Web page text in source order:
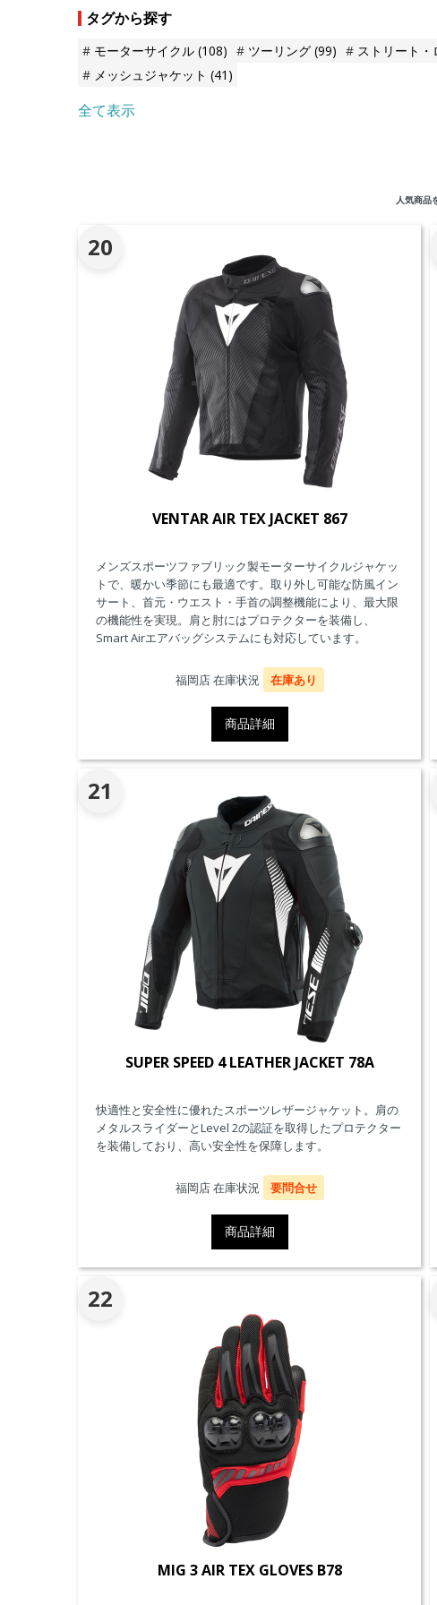
タグから探す
モーターサイクル (108) ツーリング (99) ストリート・
メッシュジャケット (41)
全て表示
人気商品
20
VENTAR AIR TEX JACKET 867
メンズスポーツファブリック製モーターサイクルジャケッ
トで、暖かい季節にも最適です。取り外し可能な防風イン
サート、首元・ウエスト・手首の調整機能により、最大限
の機能性を実現。肩と肘にはプロテクターを装備し、
Smart Airエアバッグシステムにも対応しています。
福岡店 在庫状況 在庫あり
商品詳細
21
SUPER SPEED 4 LEATHER JACKET 78A
快適性と安全性に優れたスポーツレザージャケット。肩の
メタルスライダーとLevel 2の認証を取得したプロテクター
を装備しており、高い安全性を保障します。
福岡店 在庫状況 要問合せ
商品詳細
22
MIG 3 AIR TEX GLOVES B78